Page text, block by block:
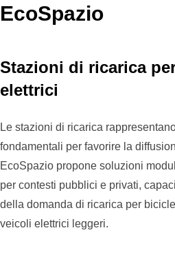
EcoSpazio
Stazioni di ricarica
elettrici
Le stazioni di ricarica
fondamentali per favorire la
EcoSpazio propone soluzioni
per contesti pubblici e privati,
della domanda di ricarica per
veicoli elettrici leggeri.